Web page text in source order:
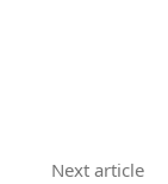
Next article